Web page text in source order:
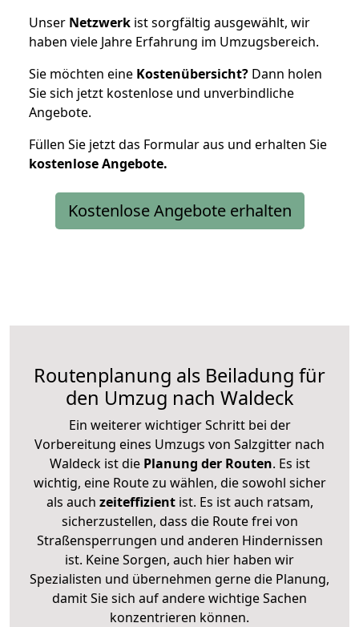
Unser Netzwerk ist sorgfältig ausgewählt, wir
haben viele Jahre Erfahrung im Umzugsbereich.
Sie möchten eine Kostenübersicht? Dann holen
Sie sich jetzt kostenlose und unverbindliche
Angebote.
Füllen Sie jetzt das Formular aus und erhalten Sie
kostenloseAngebote.
Kostenlose Angebote erhalten
Routenplanung als Beiladung für
den Umzug nach Waldeck
Ein weiterer wichtiger Schritt bei der
Vorbereitung eines Umzugs von Salzgitter nach
Waldeck ist diePlanung der Routen. Es ist
wichtig, eine Route zu wählen, die sowohl sicher
als auch zeiteffizientist. Es ist auch ratsam,
sicherzustellen, dass die Route frei von
Straßensperrungen und anderen Hindernissen
ist. Keine Sorgen, auch hier haben wir
Spezialisten und übernehmen gerne die Planung,
damit Sie sich auf andere wichtige Sachen
konzentrieren können.